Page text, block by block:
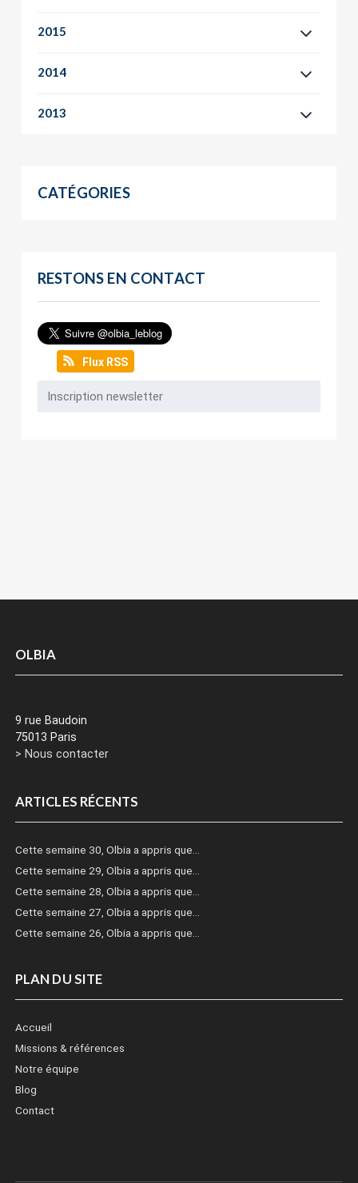
2015
2014
2013
CATÉGORIES
RESTONS EN CONTACT
Flux RSS
OLBIA
9 rue Baudoin
75013 Paris
> Nous contacter
ARTICLES RÉCENTS
Cette semaine 30, Olbia a appris que…
Cette semaine 29, Olbia a appris que…
Cette semaine 28, Olbia a appris que…
Cette semaine 27, Olbia a appris que…
Cette semaine 26, Olbia a appris que…
PLAN DU SITE
Accueil
Missions & références
Notre équipe
Blog
Contact